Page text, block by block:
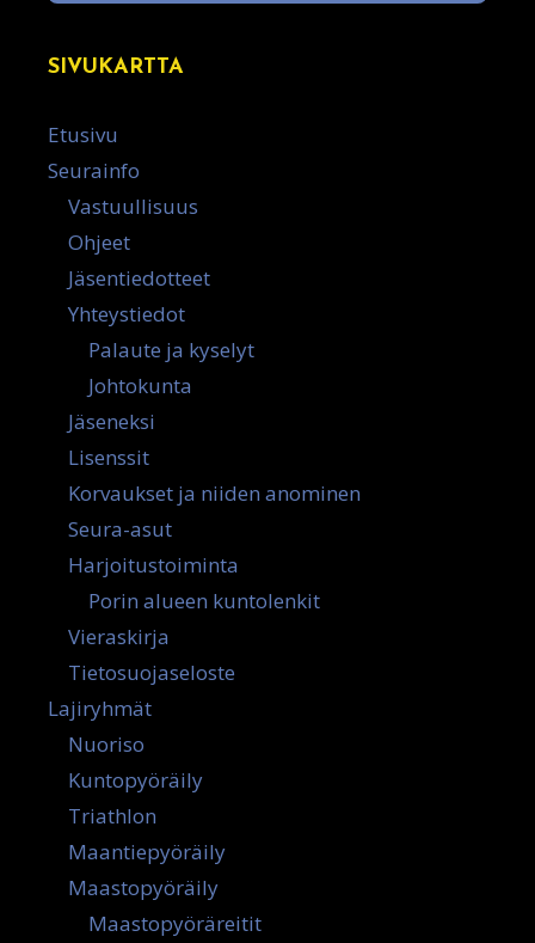
SIVUKARTTA
Etusivu
Seurainfo
Vastuullisuus
Ohjeet
Jäsentiedotteet
Yhteystiedot
Palaute ja kyselyt
Johtokunta
Jäseneksi
Lisenssit
Korvaukset ja niiden anominen
Seura-asut
Harjoitustoiminta
Porin alueen kuntolenkit
Vieraskirja
Tietosuojaseloste
Lajiryhmät
Nuoriso
Kuntopyöräily
Triathlon
Maantiepyöräily
Maastopyöräily
Maastopyöräreitit